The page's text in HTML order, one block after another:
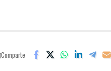
Comparte